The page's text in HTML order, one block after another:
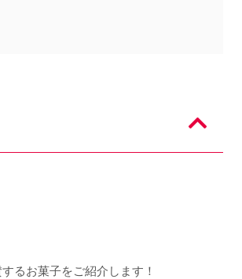
るお菓子をご紹介します！